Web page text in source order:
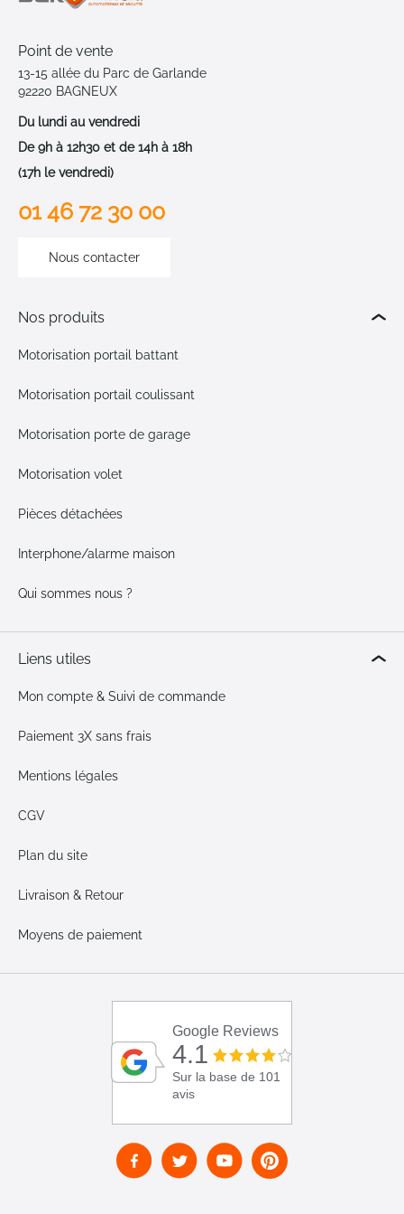
Point de vente
13-15 allée du Parc de Garlande
92220 BAGNEUX
Du lundi au vendredi
De 9h à 12h30 et de 14h à 18h
(17h le vendredi)
01 46 72 30 00
Nous contacter
Nos produits
Motorisation portail battant
Motorisation portail coulissant
Motorisation porte de garage
Motorisation volet
Pièces détachées
Interphone/alarme maison
Qui sommes nous ?
Liens utiles
Mon compte & Suivi de commande
Paiement 3X sans frais
Mentions légales
CGV
Plan du site
Livraison & Retour
Moyens de paiement
Google Reviews
4.1
Sur la base de 101
avis